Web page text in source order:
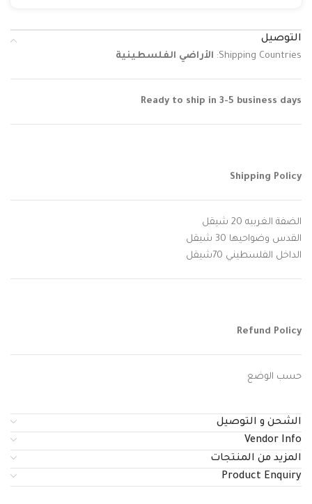
التوصيل
Shipping Countries: الأراضي الفلسطينية
Ready to ship in 3-5 business days
Shipping Policy
الضفة الغربيه 20 شيقل
القدس وضواحيها 30 شيقل
الداخل الفلسطيني 70شيقل
Refund Policy
حسب الوضع
الشحن و التوصيل
Vendor Info
المزيد من المنتجات
Product Enquiry